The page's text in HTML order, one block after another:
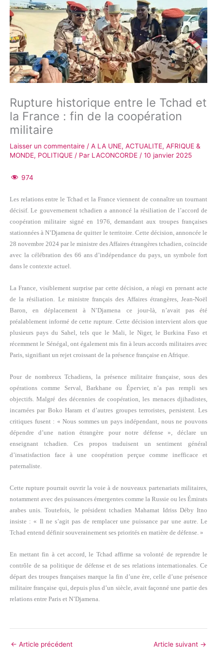
Rupture historique entre le Tchad et
la France : fin de la coopération
militaire
Laisser un commentaire / A LA UNE, ACTUALITE, AFRIQUE &
MONDE, POLITIQUE / Par LACONCORDE / 10 janvier 2025
974
Les relations entre le Tchad et la France viennent de connaître un tournant
décisif. Le gouvernement tchadien a annoncé la résiliation de l’accord de
coopération militaire signé en 1976, demandant aux troupes françaises
stationnées à N’Djamena de quitter le territoire. Cette décision, annoncée le
28 novembre 2024 par le ministre des Affaires étrangères tchadien, coïncide
avec la célébration des 66 ans d’indépendance du pays, un symbole fort
dans le contexte actuel.
La France, visiblement surprise par cette décision, a réagi en prenant acte
de la résiliation. Le ministre français des Affaires étrangères, Jean-Noël
Baron, en déplacement à N’Djamena ce jour-là, n’avait pas été
préalablement informé de cette rupture. Cette décision intervient alors que
plusieurs pays du Sahel, tels que le Mali, le Niger, le Burkina Faso et
récemment le Sénégal, ont également mis fin à leurs accords militaires avec
Paris, signifiant un rejet croissant de la présence française en Afrique.
Pour de nombreux Tchadiens, la présence militaire française, sous des
opérations comme Serval, Barkhane ou Épervier, n’a pas rempli ses
objectifs. Malgré des décennies de coopération, les menaces djihadistes,
incarnées par Boko Haram et d’autres groupes terroristes, persistent. Les
critiques fusent : « Nous sommes un pays indépendant, nous ne pouvons
dépendre d’une nation étrangère pour notre défense », déclare un
enseignant tchadien. Ces propos traduisent un sentiment général
d’insatisfaction face à une coopération perçue comme inefficace et
paternaliste.
Cette rupture pourrait ouvrir la voie à de nouveaux partenariats militaires,
notamment avec des puissances émergentes comme la Russie ou les Émirats
arabes unis. Toutefois, le président tchadien Mahamat Idriss Déby Itno
insiste : « Il ne s’agit pas de remplacer une puissance par une autre. Le
Tchad entend définir souverainement ses priorités en matière de défense. »
En mettant fin à cet accord, le Tchad affirme sa volonté de reprendre le
contrôle de sa politique de défense et de ses relations internationales. Ce
départ des troupes françaises marque la fin d’une ère, celle d’une présence
militaire française qui, depuis plus d’un siècle, avait façonné une partie des
relations entre Paris et N’Djamena.
← Article précédent Article suivant →